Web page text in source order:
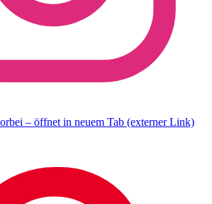
– öffnet in neuem Tab (externer Link)